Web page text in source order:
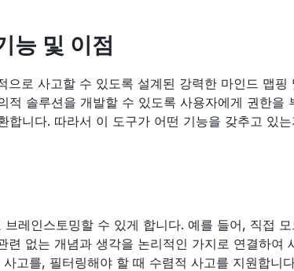
능 및 이점
으로 사고할 수 있도록 설계된 강력한 마인드 맵
적 솔루션을 개발할 수 있도록 사용자에게 권한
합니다. 따라서 이 도구가 어떤 기능을 갖추고 있
레인스토밍할 수 있게 합니다. 예를 들어, 직접
련 없는 개념과 생각을 논리적인 가지로 연결하여
고를, 필터링해야 할 때 수렴적 사고를 지원합니